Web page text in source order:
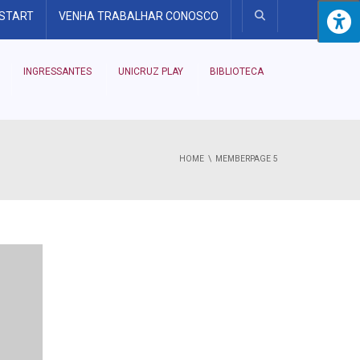
VENHA TRABALHAR CONOSCO
INGRESSANTES UNICRUZ PLAY BIBLIOTECA
HOME MEMBERPAGE 5